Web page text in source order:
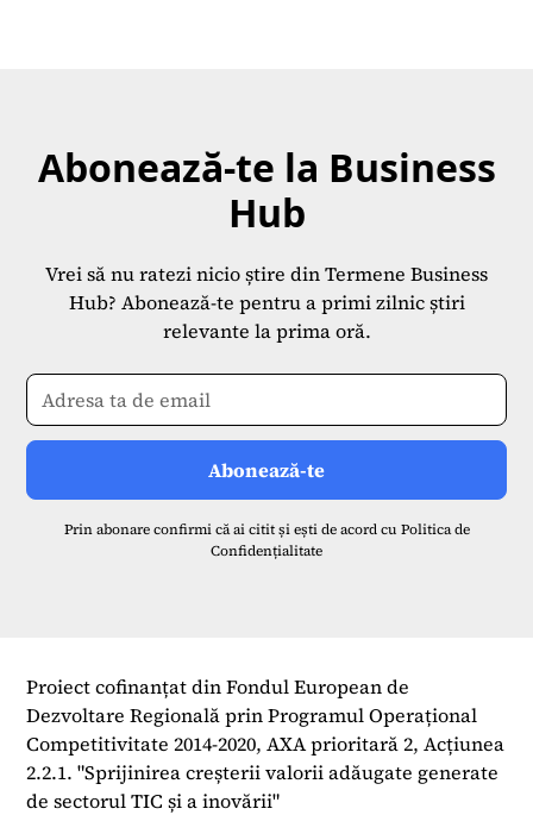
Abonează-te la Business
Hub
Vrei să nu ratezi nicio știre din Termene Business
Hub? Abonează-te pentru a primi zilnic știri
relevante la prima oră.
Prin abonare confirmi că ai citit și ești de acord cu Politica de
Confidențialitate
Proiect cofinanțat din Fondul European de
Dezvoltare Regională prin Programul Operațional
Competitivitate 2014-2020, AXA prioritară 2, Acțiunea
2.2.1. "Sprijinirea creșterii valorii adăugate generate
de sectorul TIC și a inovării"